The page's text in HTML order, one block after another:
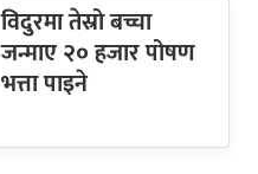
विदुरमा तेस्रो बच्चा
जन्माए २० हजार पोषण
भत्ता पाइने